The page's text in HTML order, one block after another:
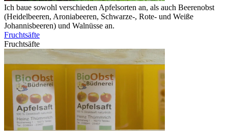
Ich baue sowohl verschieden Apfelsorten an, als auch Beerenobst
(Heidelbeeren, Aroniabeeren, Schwarze-, Rote- und Weiße
Johannisbeeren) und Walnüsse an.
Fruchtsäfte
Fruchtsäfte